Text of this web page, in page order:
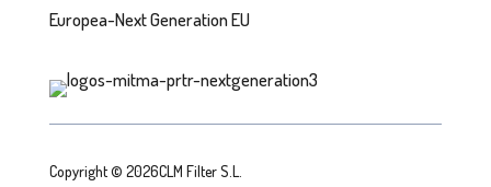
Europea-Next Generation EU
Copyright © 2026CLM Filter S.L.